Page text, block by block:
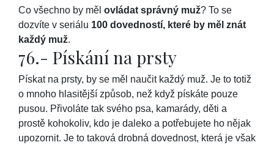
Co všechno by měl ovládat správný muž? To se
dozvíte v seriálu 100 dovedností, které by měl znát
každý muž.
76.- Pískání na prsty
Pískat na prsty, by se měl naučit každý muž. Je to totiž
o mnoho hlasitější způsob, než když pískáte pouze
pusou. Přivoláte tak svého psa, kamarády, děti a
prostě kohokoliv, kdo je daleko a potřebujete ho nějak
upozornit. Je to taková drobná dovednost, která je však